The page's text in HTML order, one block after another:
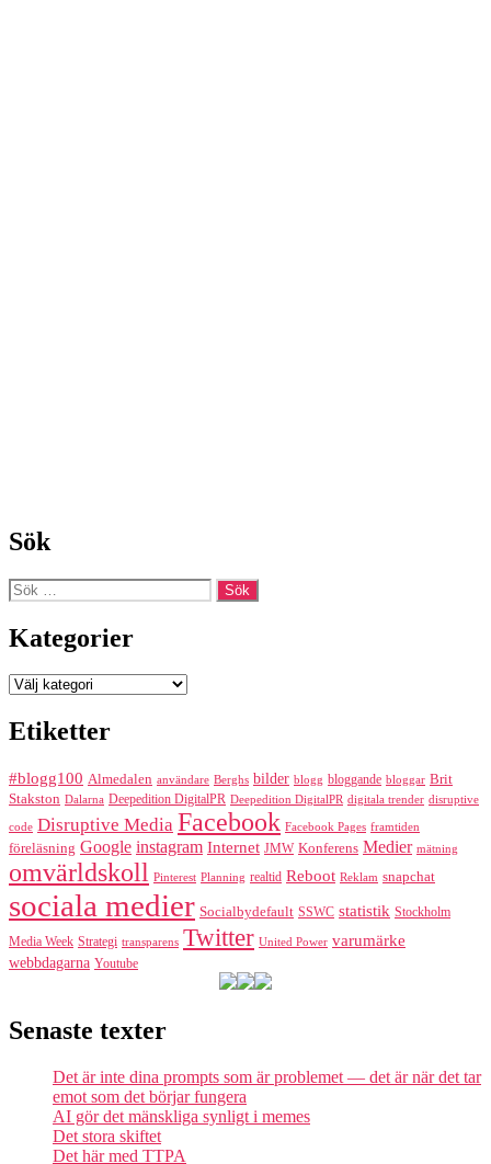
Sök
Sök
efter:
Kategorier
Kategorier
Etiketter
#blogg100 Almedalen användare Berghs bilder blogg bloggande bloggar Brit
Stakston Dalarna Deepedition DigitalPR Deepedition DigitalPR digitala trender disruptive
code Disruptive Media Facebook Facebook Pages framtiden
föreläsning Google instagram Internet JMW Konferens Medier mätning
omvärldskoll Pinterest Planning realtid Reboot Reklam snapchat
sociala medier Socialbydefault SSWC statistik Stockholm
Media Week Strategi transparens Twitter United Power varumärke
webbdagarna Youtube
Senaste texter
Det är inte dina prompts som är problemet — det är när det tar
emot som det börjar fungera
AI gör det mänskliga synligt i memes
Det stora skiftet
Det här med TTPA